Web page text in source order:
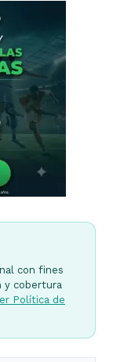
con fines
y cobertura
Política de